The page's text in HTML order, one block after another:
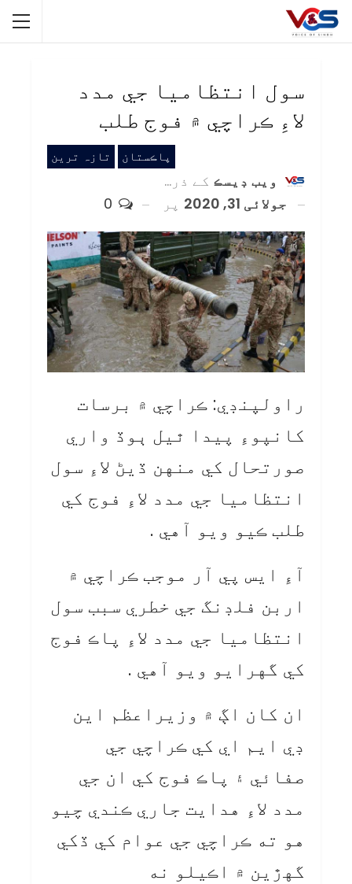
سول انتظاميا جي مدد
لاءِ ڪراچي ۾ فوج طلب
پاڪستان تازہ ترین
ويب ڊيسڪ کے ذریعہ
جولائی 31, 2020
پر
راولپنڊي: ڪراچي ۾ برسات
کانپوءِ پيدا ٿيل ٻوڏ واري
صورتحال کي منهن ڏيڻ لاءِ سول
انتظاميا جي مدد لاءِ فوج کي
طلب ڪيو ويو آهي .
آءِ ايس پي آر موجب ڪراچي ۾
اربن فلڊنگ جي خطري سبب سول
انتظاميا جي مدد لاءِ پاڪ فوج
کي گهرايو ويو آهي .
ان کان اڳ ۾ وزيراعظم اين
ڊي ايم اي کي ڪراچي جي
صفائي ۽ پاڪ فوج کي ان جي
مدد لاءِ هدايت جاري ڪندي چيو
هو ته ڪراچي جي عوام کي ڏکي
گهڙين ۾ اڪيلو نه